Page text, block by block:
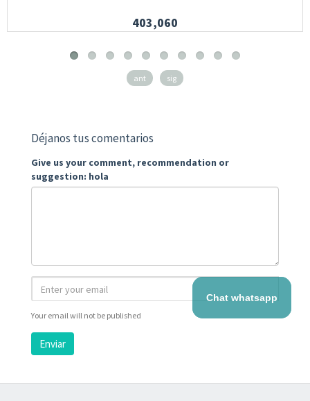
403,060
ant sig
Déjanos tus comentarios
Give us your comment, recommendation or
suggestion: hola
Your email will not be published
Enviar
Chat whatsapp